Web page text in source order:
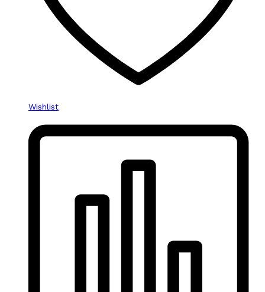
Wishlist